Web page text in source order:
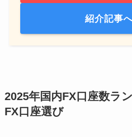
紹介記事
2025年国内FX口座数ラ
FX口座選び